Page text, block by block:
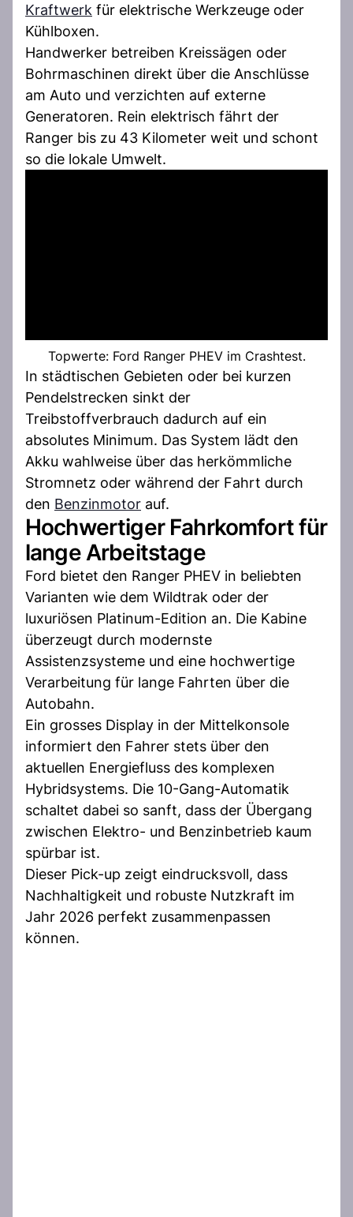
Kraftwerk für elektrische Werkzeuge oder
Kühlboxen.
Handwerker betreiben Kreissägen oder
Bohrmaschinen direkt über die Anschlüsse
am Auto und verzichten auf externe
Generatoren. Rein elektrisch fährt der
Ranger bis zu 43 Kilometer weit und schont
so die lokale Umwelt.
Topwerte: Ford Ranger PHEV im Crashtest.
In städtischen Gebieten oder bei kurzen
Pendelstrecken sinkt der
Treibstoffverbrauch dadurch auf ein
absolutes Minimum. Das System lädt den
Akku wahlweise über das herkömmliche
Stromnetz oder während der Fahrt durch
den Benzinmotor auf.
Hochwertiger Fahrkomfort für
lange Arbeitstage
Ford bietet den Ranger PHEV in beliebten
Varianten wie dem Wildtrak oder der
luxuriösen Platinum-Edition an. Die Kabine
überzeugt durch modernste
Assistenzsysteme und eine hochwertige
Verarbeitung für lange Fahrten über die
Autobahn.
Ein grosses Display in der Mittelkonsole
informiert den Fahrer stets über den
aktuellen Energiefluss des komplexen
Hybridsystems. Die 10-Gang-Automatik
schaltet dabei so sanft, dass der Übergang
zwischen Elektro- und Benzinbetrieb kaum
spürbar ist.
Dieser Pick-up zeigt eindrucksvoll, dass
Nachhaltigkeit und robuste Nutzkraft im
Jahr 2026 perfekt zusammenpassen
können.